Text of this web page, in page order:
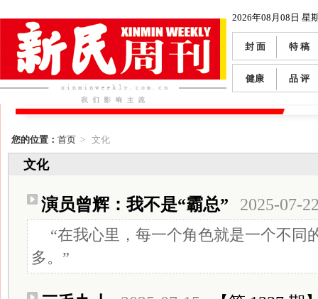
2026年08月08日 星
封 面 特 稿
健康 品 评
您的位置： 首页 > 文化
文化
演员曾辉：我不是“霸总” 2025-07-
“在我心里，每一个角色就是一个不同
多。”